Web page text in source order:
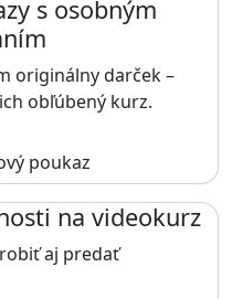
s osobným
originálny darček –
obľúbený kurz.
poukaz
na videokurz
aj predať